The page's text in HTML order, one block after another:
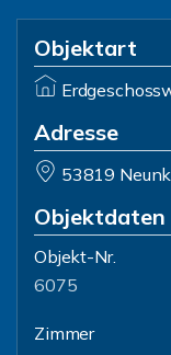
Objektart
Adresse
53819
Objektdaten
Objekt-Nr.
6075
Zimmer